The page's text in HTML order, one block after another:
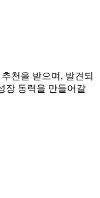
천을 받으며, 발견되
장 동력을 만들어갈